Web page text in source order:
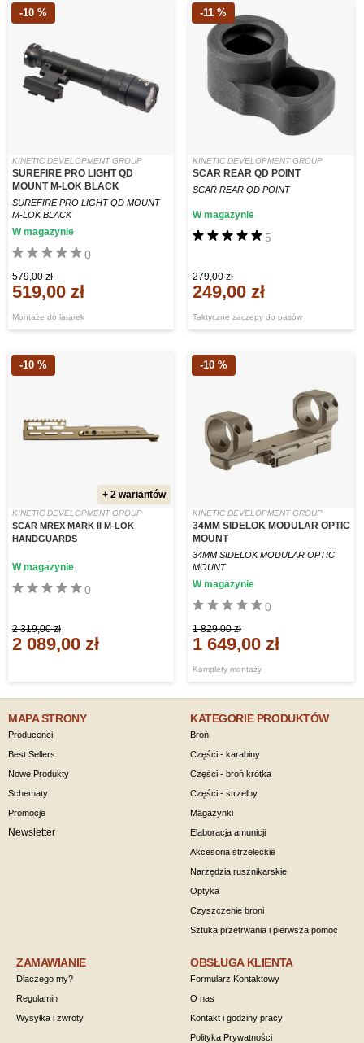
-10 %
KINETIC DEVELOPMENT GROUP
SUREFIRE PRO LIGHT QD
MOUNT M-LOK BLACK
SUREFIRE PRO LIGHT QD MOUNT
M-LOK BLACK
Montaże do latarek
0
W magazynie
579,00 zł
519,00 zł
-11 %
KINETIC DEVELOPMENT GROUP
SCAR REAR QD POINT
SCAR REAR QD POINT
Taktyczne zaczepy do pasów
5
W magazynie
279,00 zł
249,00 zł
-10 %
+ 2 wariantów
KINETIC DEVELOPMENT GROUP
SCAR MREX MARK II M-LOK
HANDGUARDS
0
W magazynie
2 319,00 zł
2 089,00 zł
-10 %
KINETIC DEVELOPMENT GROUP
34MM SIDELOK MODULAR OPTIC
MOUNT
34MM SIDELOK MODULAR OPTIC
MOUNT
Komplety montaży
0
W magazynie
1 829,00 zł
1 649,00 zł
MAPA STRONY
Producenci
Best Sellers
Nowe Produkty
Schematy
Promocje
Newsletter
KATEGORIE PRODUKTÓW
Broń
Części - karabiny
Części - broń krótka
Części - strzelby
Magazynki
Elaboracja amunicji
Akcesoria strzeleckie
Narzędzia rusznikarskie
Optyka
Czyszczenie broni
Sztuka przetrwania i pierwsza pomoc
ZAMAWIANIE
Dlaczego my?
Regulamin
Wysyłka i zwroty
OBSŁUGA KLIENTA
Formularz Kontaktowy
O nas
Kontakt i godziny pracy
Polityka Prywatności